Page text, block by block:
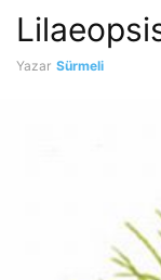
Yazar Sürmeli